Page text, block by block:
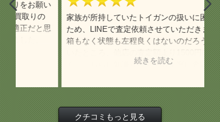
家族が所持していたトイガンの扱いに困っていた
ため、LINEで査定依頼させていただきました。
箱もなく状態も左程良くはないのだろうと思って
いたところ、他店の査定額より1500円ほど高
く、こちらに知識がなくても丁寧に査定結果につ
いて教えて下さいました。 また、そのトイガン
一つだと宅配買取の送料無料の条件に満たないこ
と、他ジャンルの買取希望品があればまとめて査
定・宅配買取できることを案内して下さり非常に
助かりました。 トイガンより他ジャンルが大半
引
クチコミもっと見る
ヒカカクに移動します